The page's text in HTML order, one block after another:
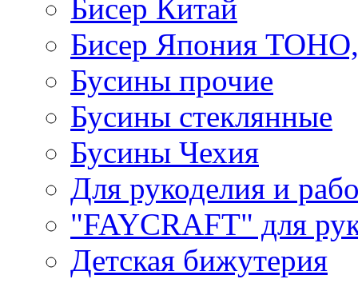
Бисер Китай
Бисер Япония
Бусины прочие
Бусины стеклянные
Бусины Чехия
Для рукоделия и
"FAYCRAFT" для
Детская бижутерия